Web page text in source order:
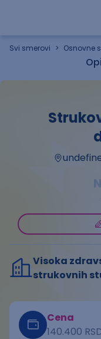
Svi smerovi > Osnovne
Visoka
strukovnih
Cena
140.400